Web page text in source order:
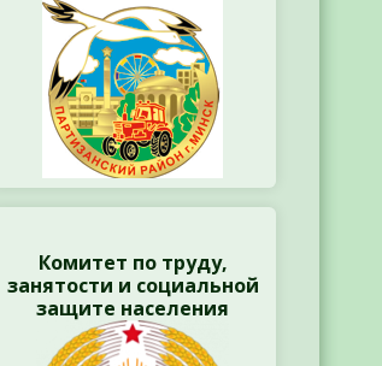
Комитет по труду,
занятости и социальной
защите населения